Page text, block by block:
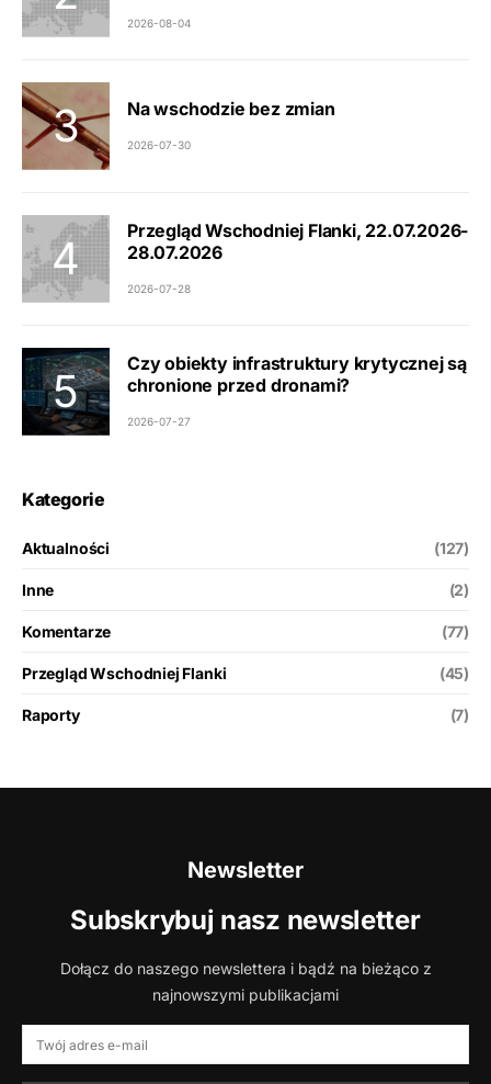
2026-08-04
Na wschodzie bez zmian
2026-07-30
Przegląd Wschodniej Flanki, 22.07.2026-
28.07.2026
2026-07-28
Czy obiekty infrastruktury krytycznej są
chronione przed dronami?
2026-07-27
Kategorie
Aktualności (127)
Inne (2)
Komentarze (77)
Przegląd Wschodniej Flanki (45)
Raporty (7)
Newsletter
Subskrybuj nasz newsletter
Dołącz do naszego newslettera i bądź na bieżąco z
najnowszymi publikacjami